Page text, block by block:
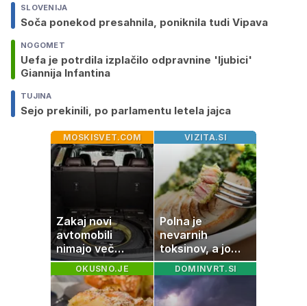
SLOVENIJA
Soča ponekod presahnila, poniknila tudi Vipava
NOGOMET
Uefa je potrdila izplačilo odpravnine 'ljubici'
Giannija Infantina
TUJINA
Sejo prekinili, po parlamentu letela jajca
MOSKISVET.COM
Zakaj novi
avtomobili
nimajo več
rezervne gume?
VIZITA.SI
Polna je
nevarnih
toksinov, a jo
imamo vsi radi:
to je najbolj
nezdrava riba, ki
jo mnogi redno
OKUSNO.JE DOMINVRT.SI